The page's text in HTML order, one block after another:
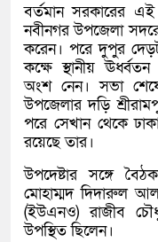
বর্তমান সরকারের
নবীনগর উপজেলা
করেন। পরে দুপুর
কক্ষে স্থানীয়
অংশ নেন। সভা
উপজেলার দড়ি
পরে সেখান থেকে
রয়েছে তার।
উপদেষ্টার সঙ্গে
মোহাম্মদ দিদারুল
(ইউএনও) রাজীব
উপস্থিত ছিলেন।